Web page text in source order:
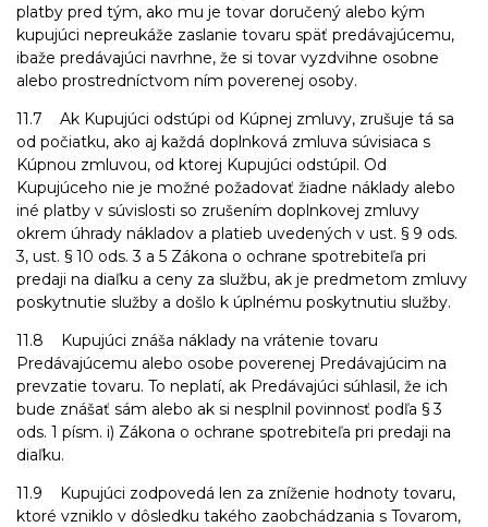
platby pred tým, ako mu je tovar doručený alebo kým
kupujúci nepreukáže zaslanie tovaru späť predávajúcemu,
ibaže predávajúci navrhne, že si tovar vyzdvihne osobne
alebo prostredníctvom ním poverenej osoby.
11.7 Ak Kupujúci odstúpi od Kúpnej zmluvy, zrušuje tá sa
od počiatku, ako aj každá doplnková zmluva súvisiaca s
Kúpnou zmluvou, od ktorej Kupujúci odstúpil. Od
Kupujúceho nie je možné požadovať žiadne náklady alebo
iné platby v súvislosti so zrušením doplnkovej zmluvy
okrem úhrady nákladov a platieb uvedených v ust. § 9 ods.
3, ust. § 10 ods. 3 a 5 Zákona o ochrane spotrebiteľa pri
predaji na diaľku a ceny za službu, ak je predmetom zmluvy
poskytnutie služby a došlo k úplnému poskytnutiu služby.
11.8 Kupujúci znáša náklady na vrátenie tovaru
Predávajúcemu alebo osobe poverenej Predávajúcim na
prevzatie tovaru. To neplatí, ak Predávajúci súhlasil, že ich
bude znášať sám alebo ak si nesplnil povinnosť podľa § 3
ods. 1 písm. i) Zákona o ochrane spotrebiteľa pri predaji na
diaľku.
11.9 Kupujúci zodpovedá len za zníženie hodnoty tovaru,
ktoré vzniklo v dôsledku takého zaobchádzania s Tovarom,